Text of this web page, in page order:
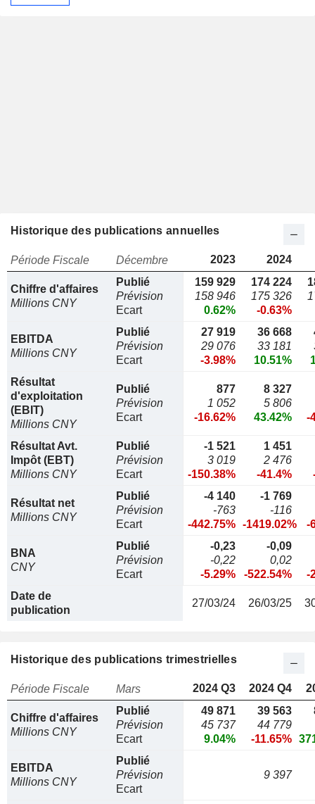
Historique des publications annuelles
Période Fiscale Décembre 2023 2024
Chiffre d'affaires
Millions CNY
Publié
Prévision
Ecart
159 929
158 946
0.62%
174 224
175 326
-0.63%
EBITDA
Millions CNY
Publié
Prévision
Ecart
27 919
29 076
-3.98%
36 668
33 181
10.51%
Résultat
d'exploitation
(EBIT)
Millions CNY
Publié
Prévision
Ecart
877
1 052
-16.62%
8 327
5 806
43.42%
-
Résultat Avt.
Impôt (EBT)
Millions CNY
Publié
Prévision
Ecart
-1 521
3 019
-150.38%
1 451
2 476
-41.4%
Résultat net
Millions CNY
Publié
Prévision
Ecart
-4 140
-763
-442.75%
-1 769
-116
-1419.02%
-
BNA
CNY
Publié
Prévision
Ecart
-0,23
-0,22
-5.29%
-0,09
0,02
-522.54%
-
Date de
publication
27/03/24 26/03/25
Historique des publications trimestrielles
Période Fiscale Mars 2024 Q3 2024 Q4
Chiffre d'affaires
Millions CNY
Publié
Prévision
Ecart
49 871
45 737
9.04%
39 563
44 779
-11.65%
EBITDA
Millions CNY
Publié
Prévision
Ecart
9 397